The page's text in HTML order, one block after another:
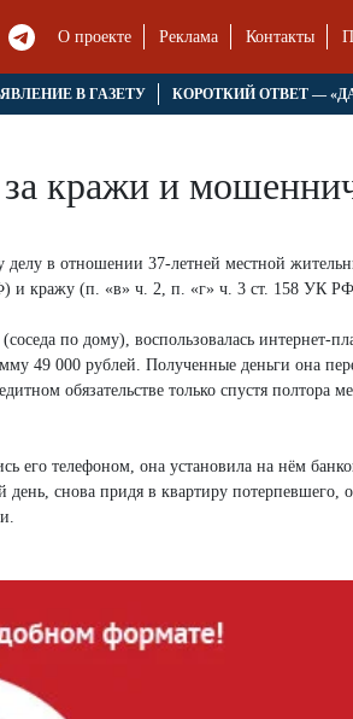
О проекте Реклама Контакты
В ГАЗЕТУ КОРОТКИЙ ОТВЕТ —
кражи и
делу в отношении 37-летней местной
кражу (п. «в» ч. 2, п. «г» ч. 3 ст. 158 УК
по дому), воспользовалась интернет-
49 000 рублей. Полученные деньги она
обязательстве только спустя полтора
его телефоном, она установила на нём
снова придя в квартиру потерпевшего,